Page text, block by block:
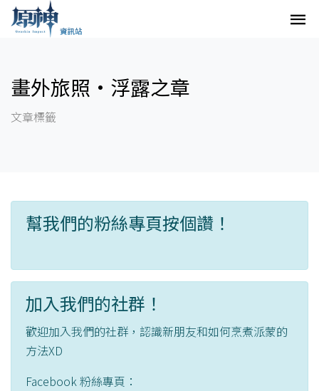
畫外旅照·浮露之章
文章標籤
幫我們的粉絲專頁按個讚！
加入我們的社群！
歡迎加入我們的社群，認識新朋友和如何烹煮派蒙的
方法XD
Facebook 粉絲專頁：